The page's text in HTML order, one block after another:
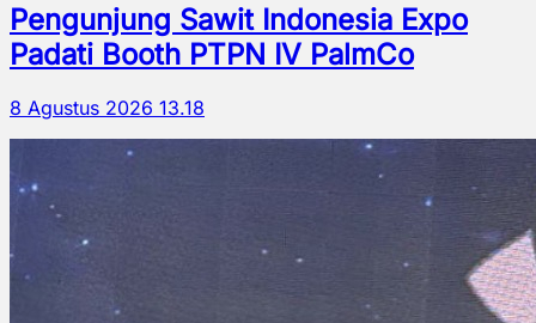
Pengunjung Sawit Indonesia Expo
Padati Booth PTPN IV PalmCo
8 Agustus 2026 13.18